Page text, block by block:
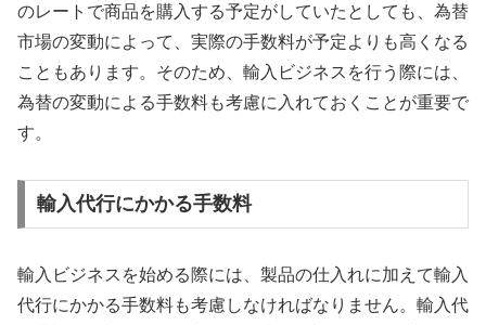
のレートで商品を購入する予定がしていたとしても、為替
市場の変動によって、実際の手数料が予定よりも高くなる
こともあります。そのため、輸入ビジネスを行う際には、
為替の変動による手数料も考慮に入れておくことが重要で
す。
輸入代行にかかる手数料
輸入ビジネスを始める際には、製品の仕入れに加えて輸入
代行にかかる手数料も考慮しなければなりません。輸入代